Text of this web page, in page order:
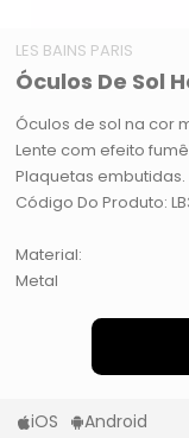
LES BAINS PARIS
Óculos De Sol
Óculos de sol na cor
Lente com efeito
Plaquetas embutidas.
Código Do Produto:
Material:
Metal
iOS Android